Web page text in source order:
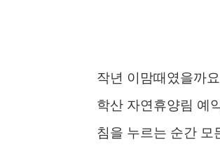
작년 이맘때였을까
학산 자연휴양림 예
침을 누르는 순간 모